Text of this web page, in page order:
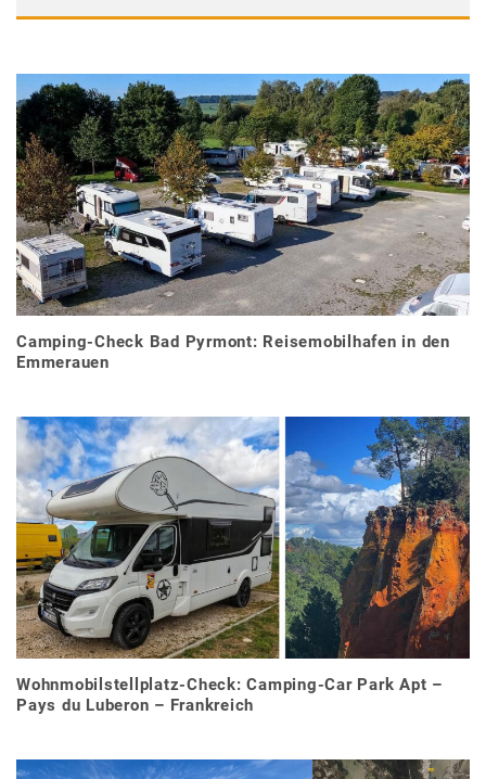
Camping-Check Bad Pyrmont: Reisemobilhafen in den
Emmerauen
Wohnmobilstellplatz-Check: Camping-Car Park Apt –
Pays du Luberon – Frankreich